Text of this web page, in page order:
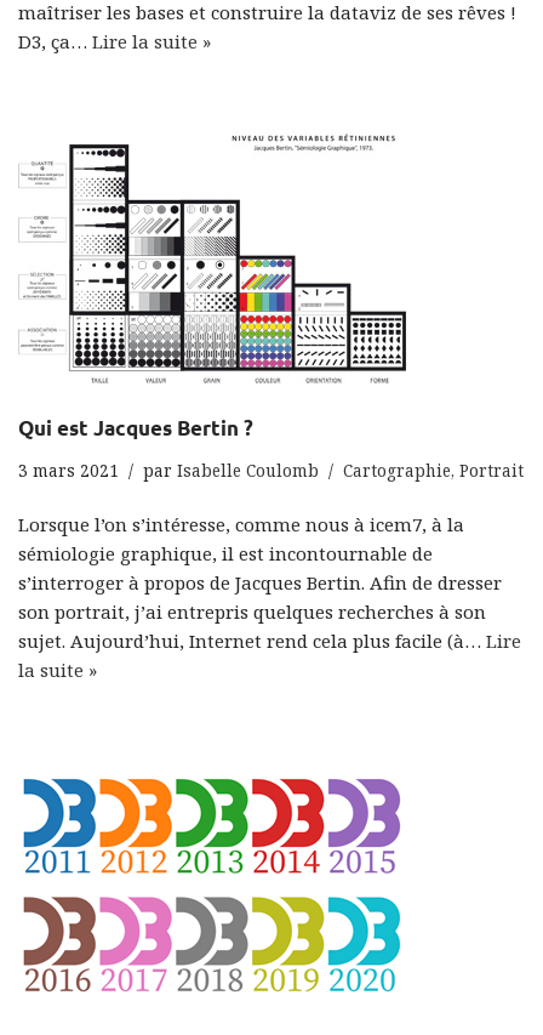
maîtriser les bases et construire la dataviz de ses rêves !
D3, ça… Lire la suite »
Qui est Jacques Bertin ?
3 mars 2021 par Isabelle Coulomb Cartographie, Portrait
Lorsque l’on s’intéresse, comme nous à icem7, à la
sémiologie graphique, il est incontournable de
s’interroger à propos de Jacques Bertin. Afin de dresser
son portrait, j’ai entrepris quelques recherches à son
sujet. Aujourd’hui, Internet rend cela plus facile (à… Lire
la suite »